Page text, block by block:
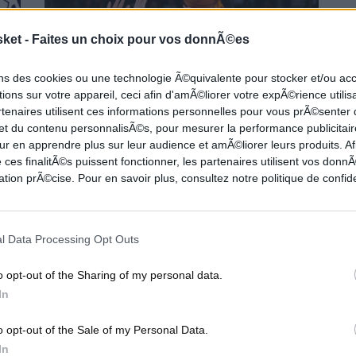
- Faites un choix pour vos donnÃ©es
des cookies ou une technologie Ã©quivalente pour stocker et/ou
sur votre appareil, ceci afin d'amÃ©liorer votre expÃ©rience
utilisent ces informations personnelles pour vous prÃ©senter
du contenu personnalisÃ©s, pour mesurer la performance
en apprendre plus sur leur audience et amÃ©liorer leurs produits.
ces finalitÃ©s puissent fonctionner, les partenaires utilisent vos
prÃ©cise. Pour en savoir plus, consultez notre politique de
Data Processing Opt Outs
opt-out of the Sharing of my personal data.
opt-out of the Sale of my Personal Data.
Damian Lillard historique ! Énorme comeback
pour les Lakers
Nuit complètement folle hier ! Les Lakers affrontaient
Trae Young...